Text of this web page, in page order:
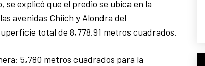
explicó que el predio se ubica en la
avenidas Chiich y Alondra del
total de 8,778.91 metros cuadrados.
5,780 metros cuadrados para la